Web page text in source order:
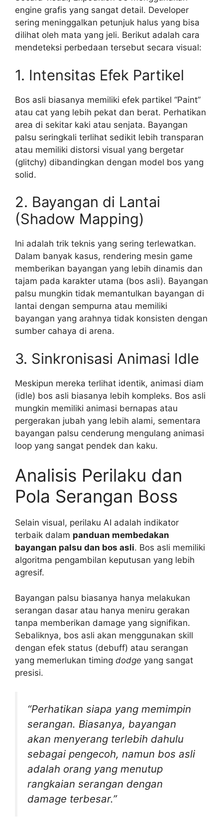
engine grafis yang sangat detail. Developer
sering meninggalkan petunjuk halus yang bisa
dilihat oleh mata yang jeli. Berikut adalah cara
mendeteksi perbedaan tersebut secara visual:
1. Intensitas Efek Partikel
Bos asli biasanya memiliki efek partikel “Paint”
atau cat yang lebih pekat dan berat. Perhatikan
area di sekitar kaki atau senjata. Bayangan
palsu seringkali terlihat sedikit lebih transparan
atau memiliki distorsi visual yang bergetar
(glitchy) dibandingkan dengan model bos yang
solid.
2. Bayangan di Lantai
(Shadow Mapping)
Ini adalah trik teknis yang sering terlewatkan.
Dalam banyak kasus, rendering mesin game
memberikan bayangan yang lebih dinamis dan
tajam pada karakter utama (bos asli). Bayangan
palsu mungkin tidak memantulkan bayangan di
lantai dengan sempurna atau memiliki
bayangan yang arahnya tidak konsisten dengan
sumber cahaya di arena.
3. Sinkronisasi Animasi Idle
Meskipun mereka terlihat identik, animasi diam
(idle) bos asli biasanya lebih kompleks. Bos asli
mungkin memiliki animasi bernapas atau
pergerakan jubah yang lebih alami, sementara
bayangan palsu cenderung mengulang animasi
loop yang sangat pendek dan kaku.
Analisis Perilaku dan
Pola Serangan Boss
Selain visual, perilaku AI adalah indikator
terbaik dalam panduan membedakan
bayangan palsu dan bos asli. Bos asli memiliki
algoritma pengambilan keputusan yang lebih
agresif.
Bayangan palsu biasanya hanya melakukan
serangan dasar atau hanya meniru gerakan
tanpa memberikan damage yang signifikan.
Sebaliknya, bos asli akan menggunakan skill
dengan efek status (debuff) atau serangan
yang memerlukan timing dodge yang sangat
presisi.
“Perhatikan siapa yang memimpin
serangan. Biasanya, bayangan
akan menyerang terlebih dahulu
sebagai pengecoh, namun bos asli
adalah orang yang menutup
rangkaian serangan dengan
damage terbesar.”